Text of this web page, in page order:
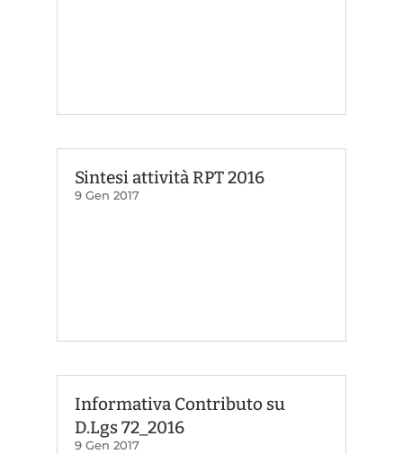
Sintesi attività RPT 2016
9 Gen 2017
Informativa Contributo su
D.Lgs 72_2016
9 Gen 2017